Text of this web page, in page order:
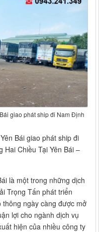
giao phát ship đi Nam Định
Bái giao phát ship đi
Hai Chiều Tại Yên Bái –
là một trong những dịch
Trọng Tấn phát triển
ngày càng được mở
lợi cho ngành dịch vụ
hiện của nhiều công ty